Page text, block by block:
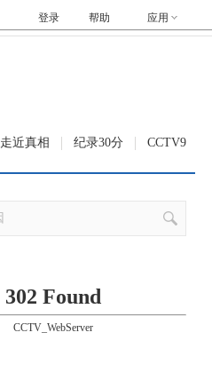
帮助 应用
登录
走近真相 纪录30分 CCTV9
302 Found
CCTV_WebServer